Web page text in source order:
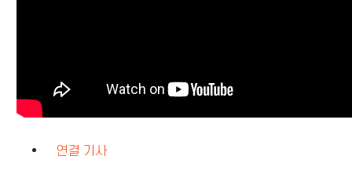
연결 기사